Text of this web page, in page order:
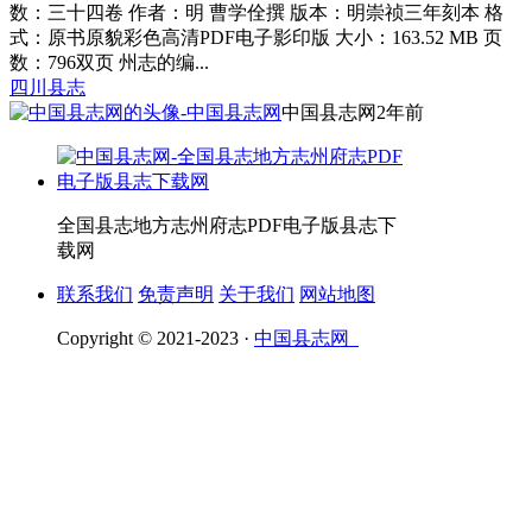
数：三十四卷 作者：明 曹学佺撰 版本：明崇祯三年刻本 格
式：原书原貌彩色高清PDF电子影印版 大小：163.52 MB 页
数：796双页 州志的编...
四川县志
中国县志网 2年前
全国县志地方志州府志PDF电子版县志下
载网
联系我们 免责声明 关于我们 网站地图
Copyright © 2021-2023 · 中国县志网